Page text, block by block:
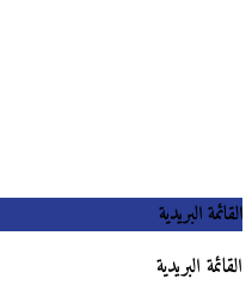
القائمة البريدية
القائمة البريدية